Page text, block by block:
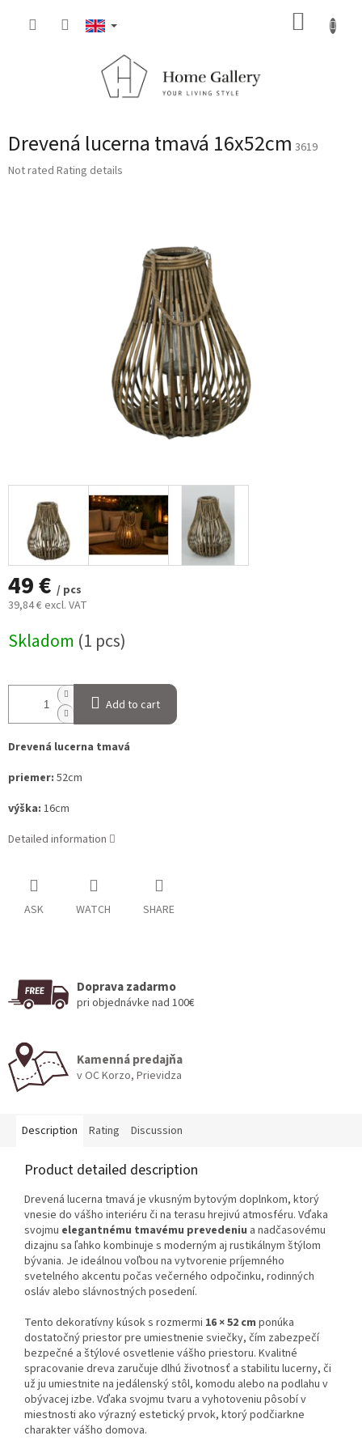
Drevená lucerna tmavá 16x52cm 3619
The
Not rated Rating details
49 € / pcs
39,84 € excl. VAT
price:
Skladom (1 pcs)
Add to cart
Drevená lucerna tmavá
priemer: 52cm
výška: 16cm
Detailed information
ASK WATCH SHARE
Doprava zadarmo
pri objednávke nad 100€
Kamenná predajňa
v OC Korzo, Prievidza
Description Rating Discussion
Product detailed description
Drevená lucerna tmavá je vkusným bytovým doplnkom, ktorý
vnesie do vášho interiéru či na terasu hrejivú atmosféru. Vďaka
svojmu elegantnému tmavému prevedeniu a nadčasovému
dizajnu sa ľahko kombinuje s moderným aj rustikálnym štýlom
bývania. Je ideálnou voľbou na vytvorenie príjemného
svetelného akcentu počas večerného odpočinku, rodinných
osláv alebo slávnostných posedení.
Tento dekoratívny kúsok s rozmermi 16 × 52 cm ponúka
dostatočný priestor pre umiestnenie sviečky, čím zabezpečí
bezpečné a štýlové osvetlenie vášho priestoru. Kvalitné
spracovanie dreva zaručuje dlhú životnosť a stabilitu lucerny, či
už ju umiestnite na jedálenský stôl, komodu alebo na podlahu v
obývacej izbe. Vďaka svojmu tvaru a vyhotoveniu pôsobí v
miestnosti ako výrazný estetický prvok, ktorý podčiarkne
charakter vášho domova.